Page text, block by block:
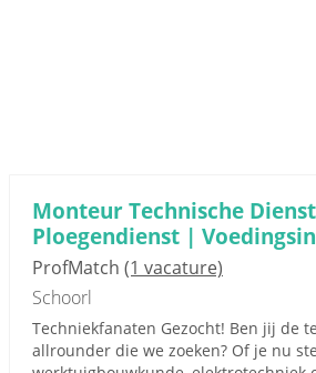
Monteur Technische
Ploegendienst |
ProfMatch (1 vacature)
Schoorl
Techniekfanaten Gezocht! Ben jij de
allrounder die we zoeken? Of je nu